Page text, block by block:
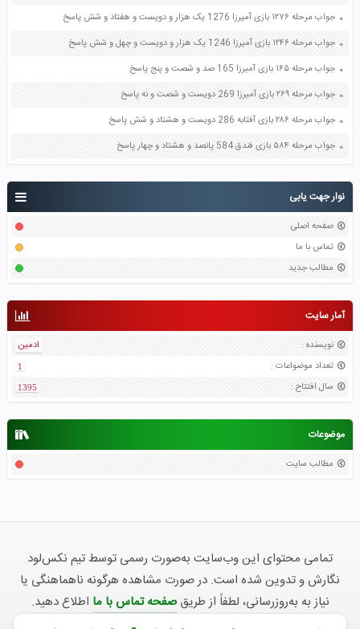
نوار جهت یابی
صفحه اصلی
تماس با ما
مطالب جدید
آمار سایت
نویسنده :
ادمین
تعداد موضواعات :
1
سال افتتاح :
1395
موضوعات
مطالب سایت
جواب مرحله ۱۲۷۶ بازی آمیرزا 1276 یک هزار و دویست و هفتاد و شش پاسخ
جواب مرحله ۱۲۴۶ بازی آمیرزا 1246 یک هزار و دویست و چهل و شش پاسخ
جواب مرحله ۱۶۵ بازی آمیرزا 165 صد و شصت و پنج پاسخ
جواب مرحله ۲۶۹ بازی آمیرزا 269 دویست و شصت و نه پاسخ
جواب مرحله ۲۸۶ بازی آفتابه 286 دویست و هشتاد و شش پاسخ
جواب مرحله ۵۸۴ بازی فندق 584 پانصد و هشتاد و چهار پاسخ
تمامی محتوای این وب‌سایت به‌صورت رسمی توسط تیم نکس‌لود
نگارش و تدوین شده است. در صورت مشاهده هرگونه ناهماهنگی یا
نیاز به به‌روزرسانی، لطفاً از طریقصفحه تماس با ما اطلاع دهید.